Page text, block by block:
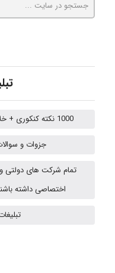
1000 نکته کنکوری + خلاصه جزوات ارشد بهداشت حرفه ای
جزوات و
تمام شرکت های
اختصاصی داشته